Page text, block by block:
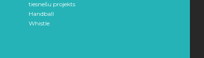
tiesnešu projekts
Handball
Whistle